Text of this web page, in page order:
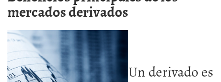
mercados derivados
Un derivado es